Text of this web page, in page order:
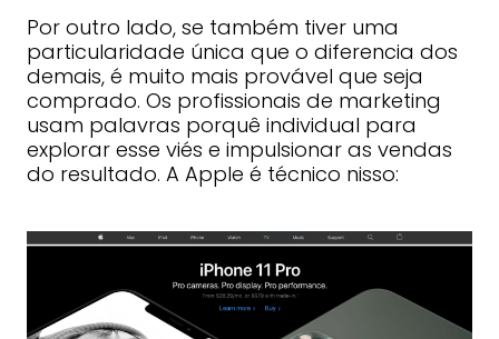
Por outro lado, se também tiver uma
particularidade única que o diferencia dos
demais, é muito mais provável que seja
comprado. Os profissionais de marketing
usam palavras porquê individual para
explorar esse viés e impulsionar as vendas
do resultado. A Apple é técnico nisso: